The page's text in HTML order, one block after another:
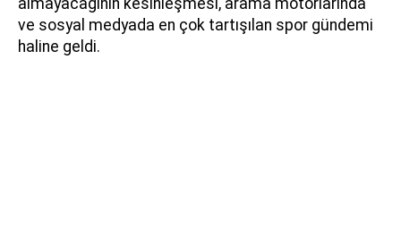
ve sosyal medyada en çok tartışılan spor gündemi
haline geldi.